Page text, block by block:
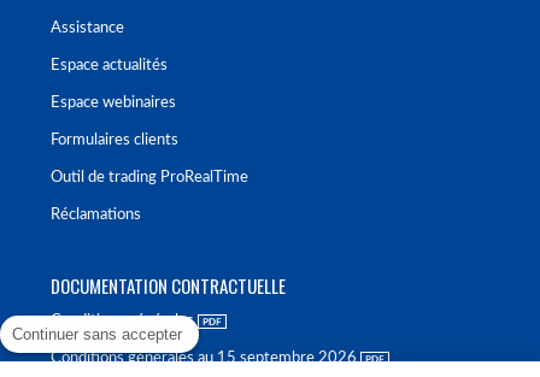
Assistance
Espace actualités
Espace webinaires
Formulaires clients
Outil de trading ProRealTime
Réclamations
DOCUMENTATION CONTRACTUELLE
Conditions générales
Conditions générales au 15 septembre 2026
Continuer sans accepter